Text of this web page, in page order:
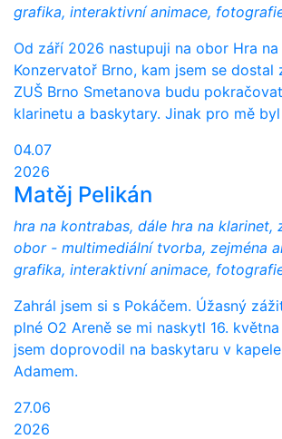
grafika, interaktivní animace,
Od září 2026 nastupuji na obor Hra
Konzervatoř Brno, kam jsem se dostal
ZUŠ Brno Smetanova budu
klarinetu a baskytary. Jinak pro mě
04.07
2026
Matěj Pelikán
hra na kontrabas, dále hra na klarinet,
obor - multimediální tvorba, zejména
grafika, interaktivní animace,
Zahrál jsem si s Pokáčem. Úžasný
plné O2 Areně se mi naskytl 16.
jsem doprovodil na baskytaru v
Adamem.
27.06
2026